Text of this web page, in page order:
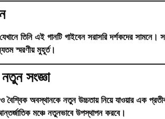
তিনি এই গানটি গাইবেন সরাসরি দর্শকদের সামনে।
স্মরণীয় মুহূর্ত।
সংজ্ঞা
বৈশ্বিক অবস্থানকে নতুন উচ্চতায়নিয়ে যাওয়ার এক
মঞ্চে নতুনভাবে উপস্থাপন করবে।